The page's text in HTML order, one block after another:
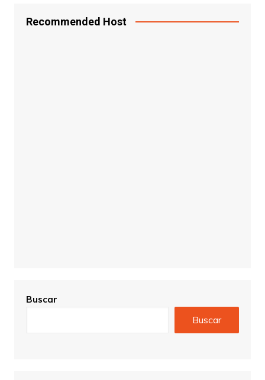
Recommended Host
Buscar
Buscar